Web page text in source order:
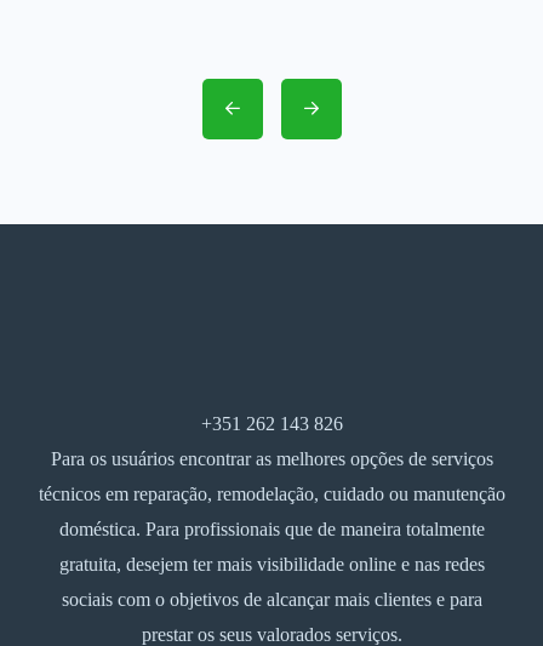
+351 262 143 826
Para os usuários encontrar as melhores opções de serviços
técnicos em reparação, remodelação, cuidado ou manutenção
doméstica. Para profissionais que de maneira totalmente
gratuita, desejem ter mais visibilidade online e nas redes
sociais com o objetivos de alcançar mais clientes e para
prestar os seus valorados serviços.